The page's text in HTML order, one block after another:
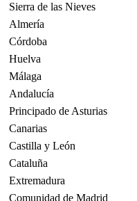
Sierra de las Nieves
Almería
Córdoba
Huelva
Málaga
Andalucía
Principado de Asturias
Canarias
Castilla y León
Cataluña
Extremadura
Comunidad de Madrid